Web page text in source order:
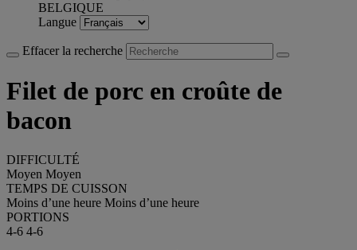
BELGIQUE
Langue
Effacer la recherche
Filet de porc en croûte de
bacon
DIFFICULTÉ
Moyen Moyen
TEMPS DE CUISSON
Moins d’une heure Moins d’une heure
PORTIONS
4-6 4-6